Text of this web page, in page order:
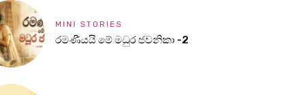
MINI STORIES
රමණීයයි මේ මධුර ජවනිකා -2